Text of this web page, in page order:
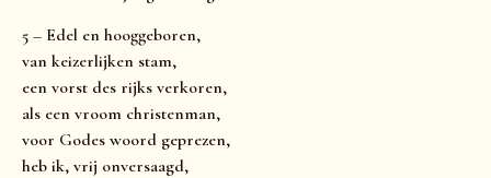
5 – Edel en hooggeboren,
van keizerlijken stam,
een vorst des rijks verkoren,
als een vroom christenman,
voor Godes woord geprezen,
heb ik, vrij onversaagd,